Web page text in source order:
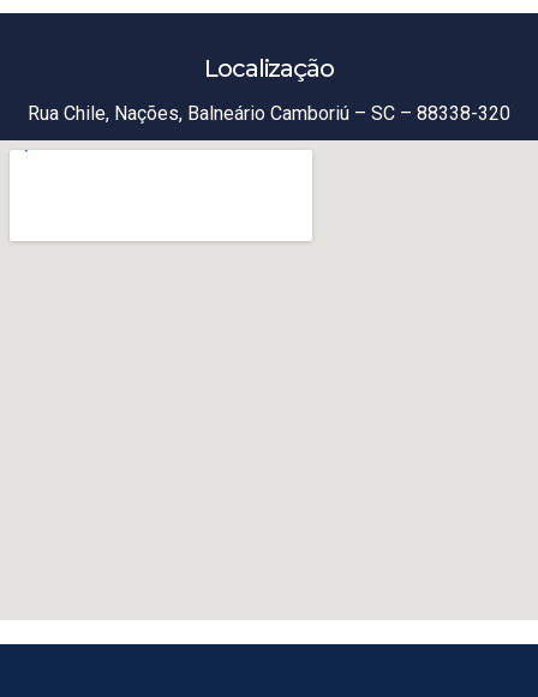
Localização
Rua Chile, Nações, Balneário Camboriú – SC – 88338-320